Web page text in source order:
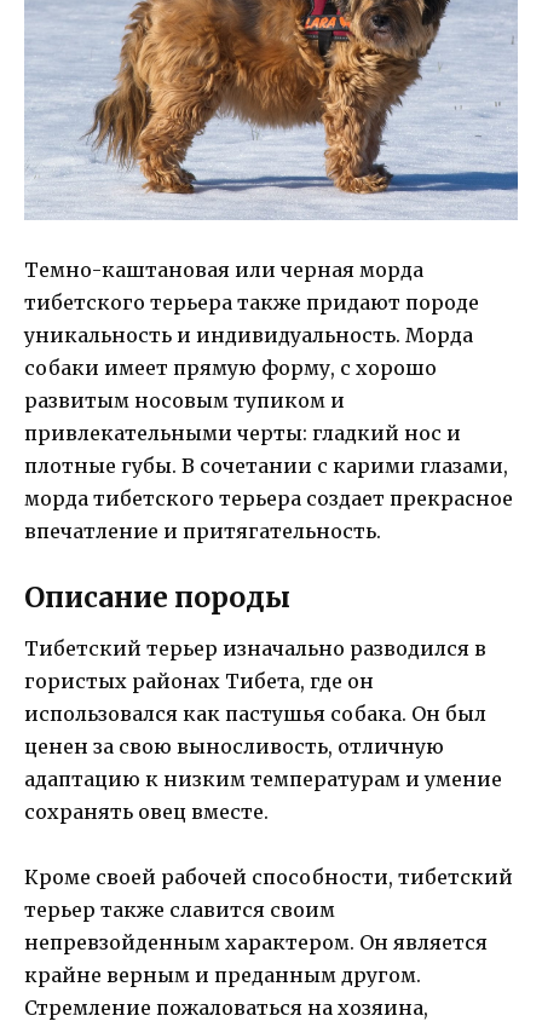
Темно-каштановая или черная морда
тибетского терьера также придают породе
уникальность и индивидуальность. Морда
собаки имеет прямую форму, с хорошо
развитым носовым тупиком и
привлекательными черты: гладкий нос и
плотные губы. В сочетании с карими глазами,
морда тибетского терьера создает прекрасное
впечатление и притягательность.
Описание породы
Тибетский терьер изначально разводился в
гористых районах Тибета, где он
использовался как пастушья собака. Он был
ценен за свою выносливость, отличную
адаптацию к низким температурам и умение
сохранять овец вместе.
Кроме своей рабочей способности, тибетский
терьер также славится своим
непревзойденным характером. Он является
крайне верным и преданным другом.
Стремление пожаловаться на хозяина,